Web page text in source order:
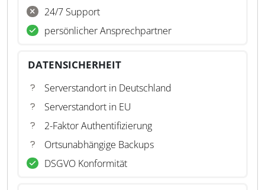
24/7 Support
persönlicher Ansprechpartner
DATENSICHERHEIT
Serverstandort in Deutschland
Serverstandort in EU
2-Faktor Authentifizierung
Ortsunabhängige Backups
DSGVO Konformität